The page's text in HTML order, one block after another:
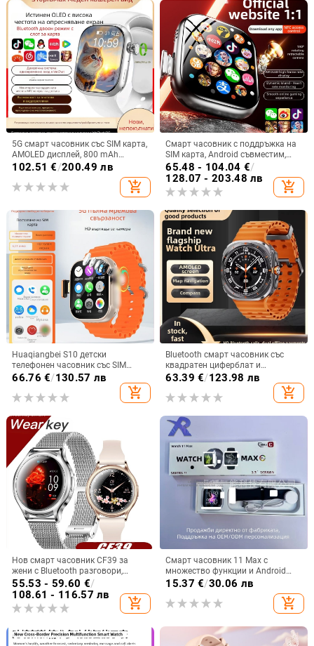
5G смарт часовник със SIM карта,
AMOLED дисплей, 800 mAh
батерия, NFC и мониторинг на
102.51 €/200.49 лв
add_shopping_cart
Смарт часовник с поддръжка на
SIM карта, Android съвместим,
Bluetooth, IPS дисплей, 7–14 дни
живот на батерията
65.48 - 104.04 €/
128.07 - 203.48 лв
add_shopping_cart
Huaqiangbei S10 детски
телефонен часовник със SIM
карта, водоустойчив, камера,
микро чат, смарт часовник
66.76 €/130.57 лв
add_shopping_cart
Bluetooth смарт часовник със
квадратен циферблат и
силиконова каишка; мониторинг
на сърдечния ритъм, измерване
на кръвното налягане, кислород
на крачки
63.39 €/123.98 лв
add_shopping_cart
Нов смарт часовник CF39 за
жени с Bluetooth разговори,
масивен циферблат, множество
режими на транспорт,
наблюдение на съня и здравето
55.53 - 59.60 €/
108.61 - 116.57 лв
add_shopping_cart
Смарт часовник 11 Max с
множество функции и Android
съвместимост
15.37 €/30.06 лв
add_shopping_cart